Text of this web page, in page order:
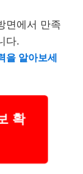
면에서 만족
다.
을 알아보세
확